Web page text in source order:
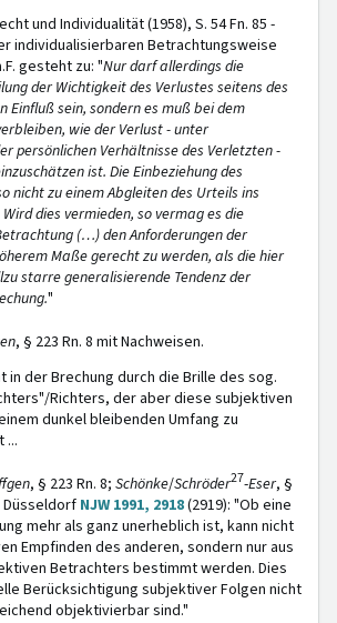
und Individualität (1958), S. 54 Fn. 85 -
individualisierbaren Betrachtungsweise
gesteht zu: "Nur darf allerdings die
der Wichtigkeit des Verlustes seitens des
Einfluß sein, sondern es muß bei dem
wie der Verlust - unter
persönlichen Verhältnisse des Verletzten -
ist. Die Einbeziehung des
nicht zu einem Abgleiten des Urteils ins
dies vermieden, so vermag es die
(…) den Anforderungen der
Maße gerecht zu werden, als die hier
starre generalisierende Tendenz der
"
, § 223 Rn. 8 mit Nachweisen.
in der Brechung durch die Brille des sog.
Richters, der aber diese subjektiven
dunkel bleibenden Umfang zu
...
, § 223 Rn. 8; Schönke/Schröder27-Eser, §
Düsseldorf NJW 1991, 2918(2919): "Ob eine
mehr als ganz unerheblich ist, kann nicht
Empfinden des anderen, sondern nur aus
Betrachters bestimmt werden. Dies
Berücksichtigung subjektiver Folgen nicht
objektivierbar sind."